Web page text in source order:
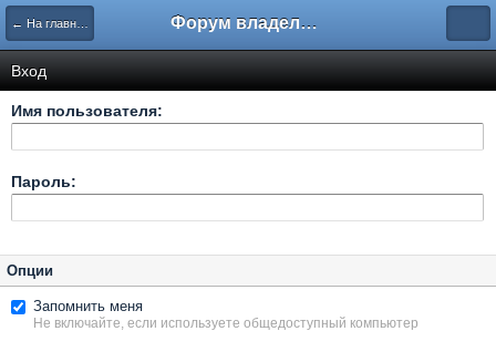
← На главную Форум владельцев интернет-магазинов
Вход
Имя пользователя:
Пароль:
Опции
Запомнить меня
Не включайте, если используете общедоступный компьютер